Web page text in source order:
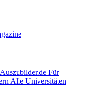
Für
Alle Universitäten